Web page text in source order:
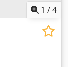
1 /4